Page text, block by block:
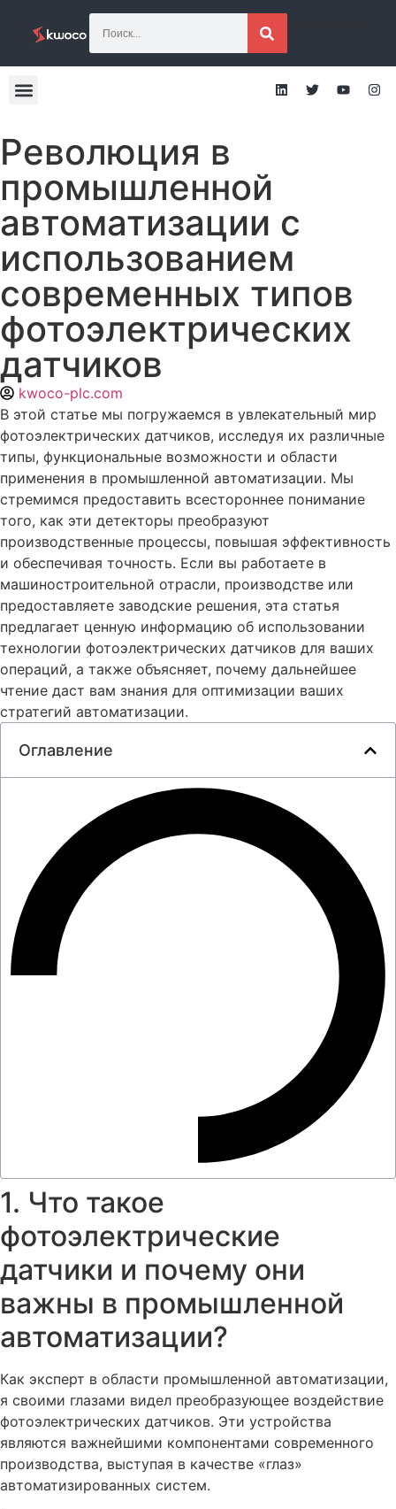
Революция в
промышленной
автоматизации с
использованием
современных типов
фотоэлектрических
датчиков
kwoco-plc.com
В этой статье мы погружаемся в увлекательный мир
фотоэлектрических датчиков, исследуя их различные
типы, функциональные возможности и области
применения в промышленной автоматизации. Мы
стремимся предоставить всестороннее понимание
того, как эти детекторы преобразуют
производственные процессы, повышая эффективность
и обеспечивая точность. Если вы работаете в
машиностроительной отрасли, производстве или
предоставляете заводские решения, эта статья
предлагает ценную информацию об использовании
технологии фотоэлектрических датчиков для ваших
операций, а также объясняет, почему дальнейшее
чтение даст вам знания для оптимизации ваших
стратегий автоматизации.
Оглавление
1. Что такое
фотоэлектрические
датчики и почему они
важны в промышленной
автоматизации?
Как эксперт в области промышленной автоматизации,
я своими глазами видел преобразующее воздействие
фотоэлектрических датчиков. Эти устройства
являются важнейшими компонентами современного
производства, выступая в качестве «глаз»
автоматизированных систем.